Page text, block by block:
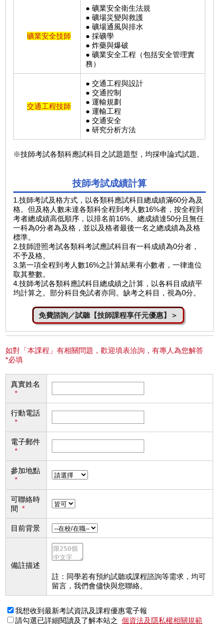
礦業安全技師
● 礦業安全衛生法規
● 礦場災變與救護
● 礦場通風與排水
● 採礦學
● 炸藥與爆破
● 礦業安全工程（包括安全管理實
務）
交通工程技師
● 交通工程與設計
● 交通控制
● 運輸規劃
● 運輸工程
● 交通安全
● 研究分析方法
※技師考試各類科應試科目之試題題型，均採申論式試題。
技師考試成績計算
1.技師考試及格方式，以各類科應試科目總成績滿60分為及
格。但及格人數未達各類科全程到考人數16%者，按全程到
考者總成績高低順序，以排名前16%、總成績達50分且無任
一科為0分者為及格，並以及格者最後一名之總成績為及格
標準。
2.技師證照考試各類科考試應試科目有一科成績為0分者，
不予及格。
3.第一項全程到考人數16%之計算結果有小數者，一律進位
取其整數。
4.技師考試各類科應試科目總成績之計算，以各科目成績平
均計算之。部分科目免試者亦同。缺考之科目，視為0分。
免費諮詢／試聽【技師課程享仟元優惠】＞
如對「本課程」有相關問題，歡迎填表洽詢，有專人為您解答
*必填
真實姓名
*
行動電話
*
電子郵件
*
參加地點
*
可聯絡時
間 *
目前背景
備註描述
註：同學若有預約試聽或課程諮詢等需求，均可
留言，我們會儘快與您聯絡。
我想收到最新考試資訊及課程優惠電子報
請勾選已詳細閱讀及了解本站之
個資法及隱私權相關規範